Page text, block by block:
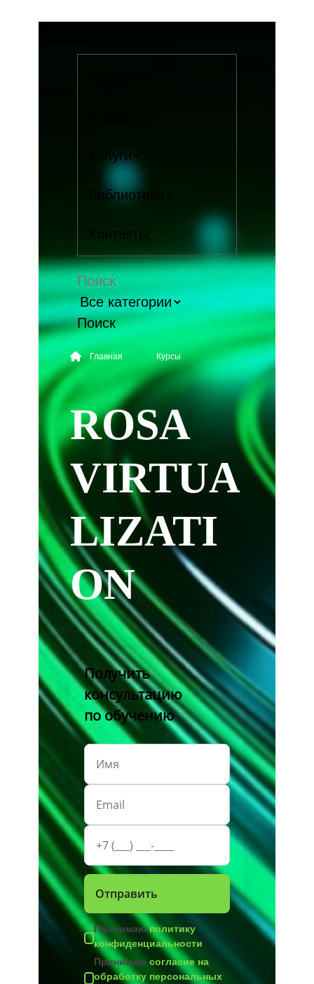
Услуги
Библиотека
Контакты
Поиск
Главная Курсы
ROSA
VIRTUA
LIZATI
ON
Получить
консультацию
по обучению
Принимаюполитику
конфиденциальности
Принимаю согласие на
обработку персональных